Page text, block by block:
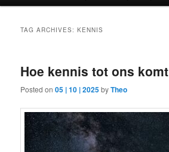
TAG ARCHIVES:KENNIS
Hoe kennis tot ons komt
Posted on05 | 10 | 2025byTheo